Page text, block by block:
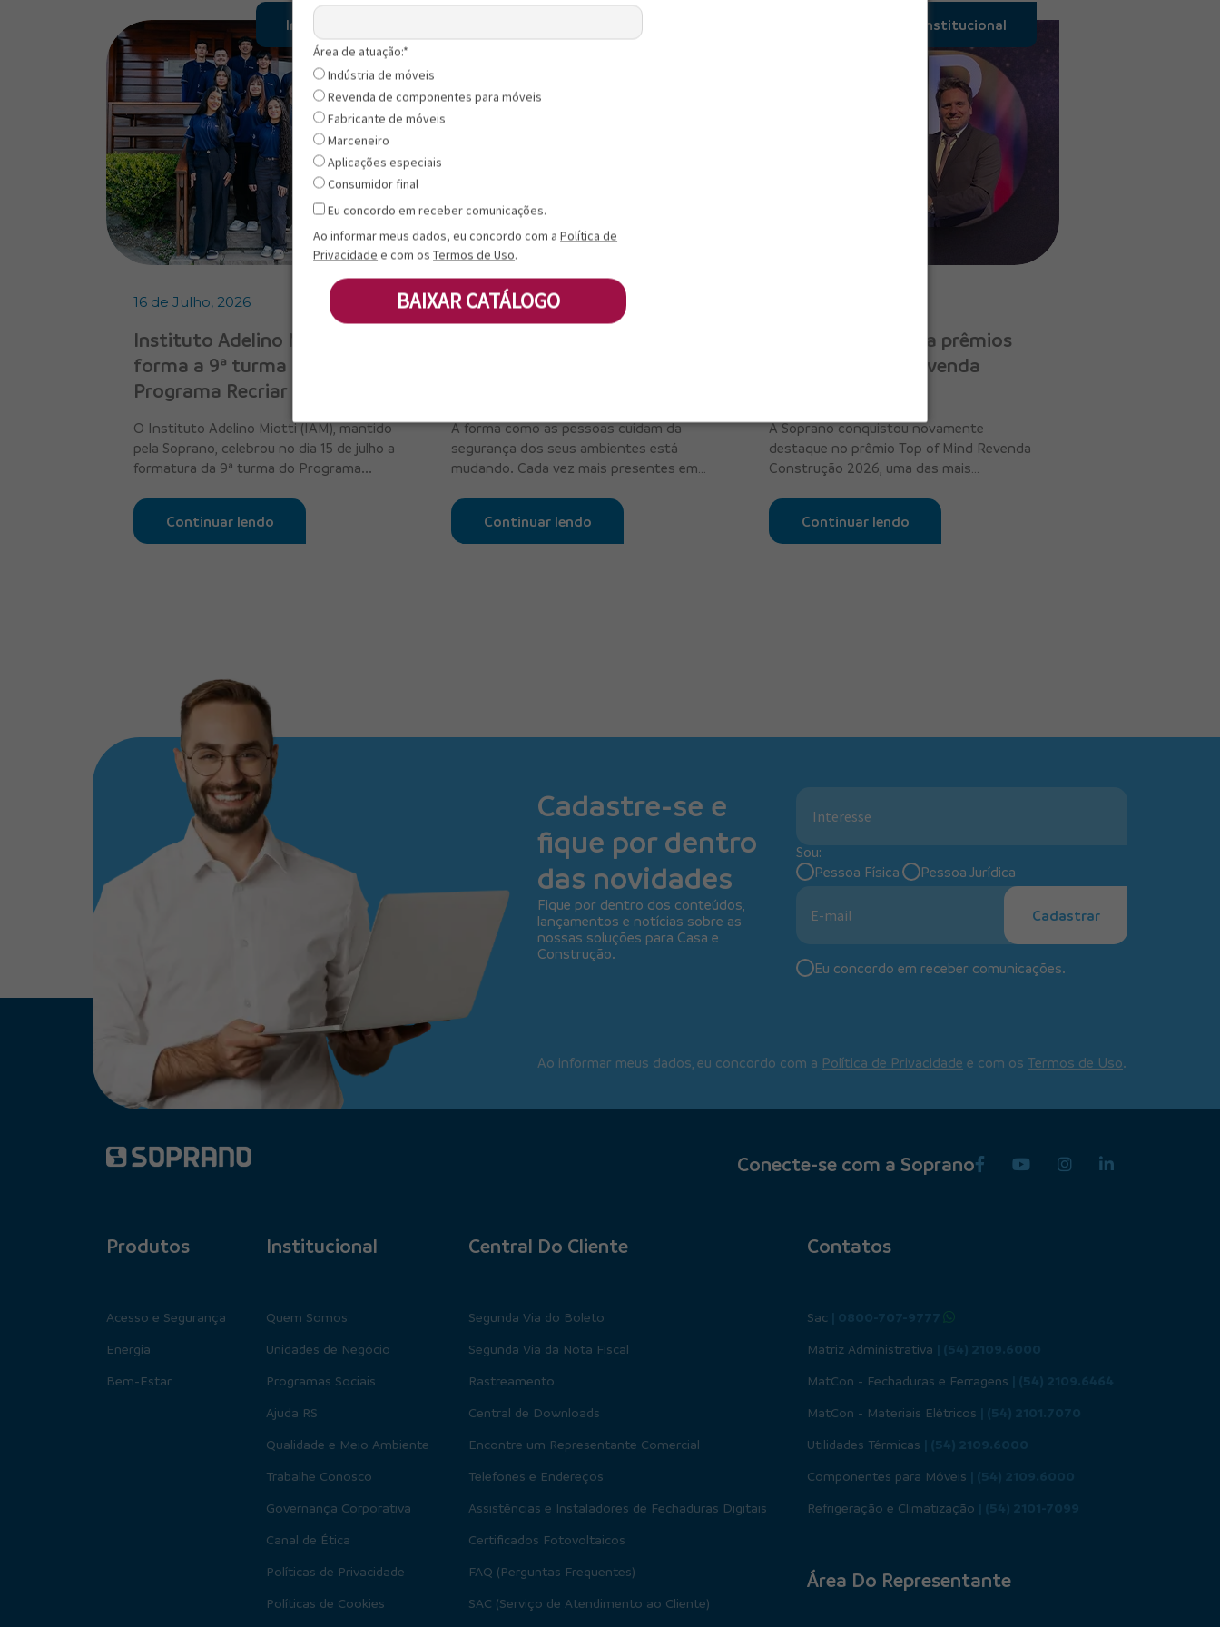
Área de atuação:*
Indústria de móveis
Revenda de componentes para móveis
Fabricante de móveis
Marceneiro
Aplicações especiais
Consumidor final
Eu concordo em receber comunicações.
Ao informar meus dados, eu concordo com aPolítica de
Privacidade e com osTermos de Uso.
BAIXAR CATÁLOGO
Institucional
16 de Julho, 2026
Instituto Adelino Miotti
forma a 9ª turma do
Programa Recriar
O Instituto Adelino Miotti (IAM), mantido
pela Soprano, celebrou no dia 15 de julho a
formatura da 9ª turma do Programa...
Continuar lendo
15 de Julho, 2026
A forma como as pessoas cuidam da
segurança dos seus ambientes está
mudando. Cada vez mais presentes em
Continuar lendo
Institucional
Soprano conquista prêmios
no Top of Mind Revenda
A Soprano conquistou novamente
destaque no prêmio Top of Mind Revenda
Construção 2026, uma das mais
Continuar lendo
Cadastre-se e
fique por dentro
das novidades
Fique por dentro dos conteúdos,
lançamentos e notícias sobre as
nossas soluções para Casa e
Construção.
Interesse
Sou:
Pessoa Física
Pessoa Jurídica
Cadastrar
Eu concordo em receber comunicações.
Ao informar meus dados, eu concordo com a Política de Privacidade e com os Termos de Uso.
Conecte-se com a Soprano
Produtos
Acesso e Segurança
Energia
Bem-Estar
Institucional
Quem Somos
Unidades de Negócio
Programas Sociais
Ajuda RS
Qualidade e Meio Ambiente
Trabalhe Conosco
Governança Corporativa
Canal de Ética
Políticas de Privacidade
Políticas de Cookies
Central Do Cliente
Segunda Via do Boleto
Segunda Via da Nota Fiscal
Rastreamento
Central de Downloads
Encontre um Representante Comercial
Telefones e Endereços
Assistências e Instaladores de Fechaduras Digitais
Certificados Fotovoltaicos
FAQ (Perguntas Frequentes)
SAC (Serviço de Atendimento ao Cliente)
Contatos
Sac
Matriz Administrativa
MatCon - Fechaduras e Ferragens
MatCon - Materiais Elétricos
Utilidades Térmicas
Componentes para Móveis
Refrigeração e Climatização
Área Do Representante